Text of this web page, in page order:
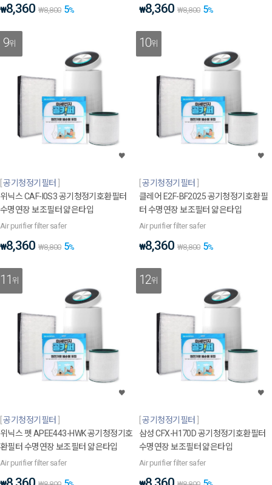
₩8,360 ₩8,800 5% ₩8,360 ₩8,800 5%
9위
공기청정기필터
위닉스 CAF-I0S3 공기청정기호환필터
수명연장 보조필터 얇은타입
Air purifier filter safer
₩8,360 ₩8,800 5%
10위
공기청정기필터
클레어 E2F-BF2025 공기청정기호환필
터 수명연장 보조필터 얇은타입
Air purifier filter safer
₩8,360 ₩8,800 5%
11위
공기청정기필터
위닉스 펫 APEE443-HWK 공기청정기호
환필터 수명연장 보조필터 얇은타입
Air purifier filter safer
12위
공기청정기필터
삼성 CFX-H170D 공기청정기호환필터
수명연장 보조필터 얇은타입
Air purifier filter safer